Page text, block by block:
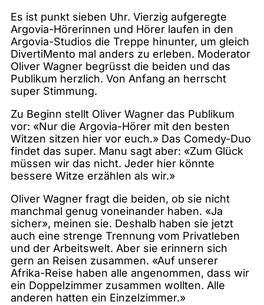
Es ist punkt sieben Uhr. Vierzig aufgeregte
Argovia-Hörerinnen und Hörer laufen in den
Argovia-Studios die Treppe hinunter, um gleich
DivertiMento mal anders zu erleben. Moderator
Oliver Wagner begrüsst die beiden und das
Publikum herzlich. Von Anfang an herrscht
super Stimmung.
Zu Beginn stellt Oliver Wagner das Publikum
vor: «Nur die Argovia-Hörer mit den besten
Witzen sitzen hier vor euch.» Das Comedy-Duo
findet das super. Manu sagt aber: «Zum Glück
müssen wir das nicht. Jeder hier könnte
bessere Witze erzählen als wir.»
Oliver Wagner fragt die beiden, ob sie nicht
manchmal genug voneinander haben. «Ja
sicher», meinen sie. Deshalb haben sie jetzt
auch eine strenge Trennung vom Privatleben
und der Arbeitswelt. Aber sie erinnern sich
gern an Reisen zusammen. «Auf unserer
Afrika-Reise haben alle angenommen, dass wir
ein Doppelzimmer zusammen wollten. Alle
anderen hatten ein Einzelzimmer.»